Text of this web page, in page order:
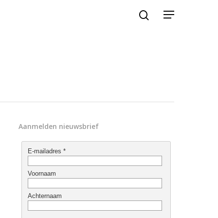
Aanmelden nieuwsbrief